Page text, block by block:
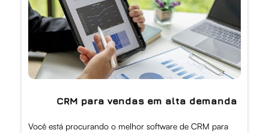
CRM para vendas em alta demanda
Você está procurando o melhor software de CRM para